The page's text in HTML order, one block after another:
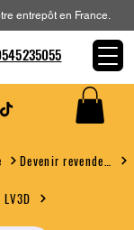
entrepôt en France.